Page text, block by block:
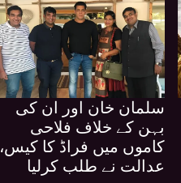
سلمان خان اور ان کی
بہن کے خلاف فلاحی
کاموں میں فراڈ کا کیس،
عدالت نے طلب کرلیا